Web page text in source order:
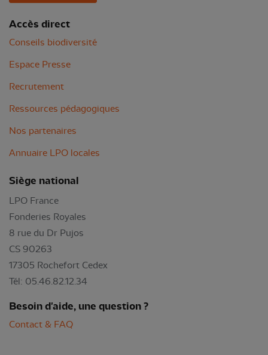
Accès direct
Conseils biodiversité
Espace Presse
Recrutement
Ressources pédagogiques
Nos partenaires
Annuaire LPO locales
Siège national
LPO France
Fonderies Royales
8 rue du Dr Pujos
CS 90263
17305 Rochefort Cedex
Tél: 05.46.82.12.34
Besoin d'aide, une question ?
Contact & FAQ